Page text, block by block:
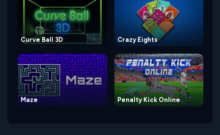
Curve Ball 3D Crazy Eights
Maze Penalty Kick Online